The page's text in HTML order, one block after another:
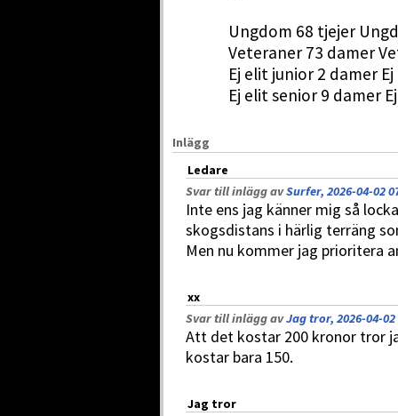
Ungdom 68 tjejer
Veteraner 73 damer
Ej elit junior 2 damer
Ej elit senior 9 damer
Inlägg
Ledare
Svar till inlägg avSurfer, 2026-04-02
Inte ens jag känner mig så
skogsdistans i härlig terräng
Men nu kommer jag prioritera
xx
Svar till inlägg avJag tror, 2026-04-02
Att det kostar 200 kronor tror
kostar bara 150.
Jag tror